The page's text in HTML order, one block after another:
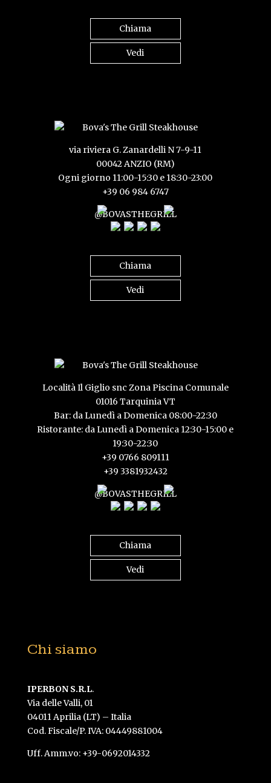
Chiama
Vedi
via riviera G. Zanardelli N 7-9-11
00042 ANZIO (RM)
Ogni giorno 11:00-15:30 e 18:30-23:00
+39 06 984 6747
@BOVASTHEGRILL
Chiama
Vedi
Località Il Giglio snc Zona Piscina Comunale
01016 Tarquinia VT
Bar: da Lunedì a Domenica 08:00-22:30
Ristorante: da Lunedì a Domenica 12:30-15:00 e
19:30-22:30
+39 0766 809111
+39 3381932432
@BOVASTHEGRILL
Chiama
Vedi
Chi siamo
IPERBON S.R.L.
Via delle Valli, 01
04011 Aprilia (LT) – Italia
Cod. Fiscale/P. IVA: 04449881004
Uff. Amm.vo: +39-0692014332